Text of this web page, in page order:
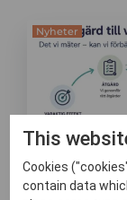
Nyheter
This
Cookies
contain data